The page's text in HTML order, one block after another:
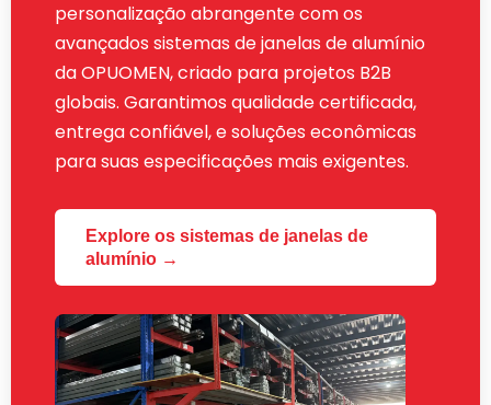
personalização abrangente com os
avançados sistemas de janelas de alumínio
da OPUOMEN, criado para projetos B2B
globais. Garantimos qualidade certificada,
entrega confiável, e soluções econômicas
para suas especificações mais exigentes.
Explore os sistemas de janelas de
alumínio →